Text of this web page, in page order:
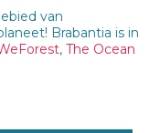
van
Brabantia is in
, The Ocean